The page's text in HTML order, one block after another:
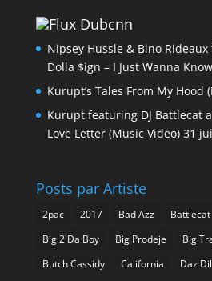
Dubcnn
Nipsey Hussle & Bino
Dolla $ign – I Just Wanna
Kurupt’s Tales From My Hood
Kurupt featuring DJ Battlecat
Love Letter (Music Video) 31
Posts par Artiste
2pac 2017 Bad Azz Battlecat
Big 2 Da Boy
Big Prodeje
Big
Butch Cassidy
California Daz